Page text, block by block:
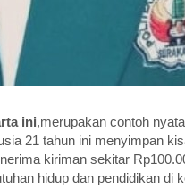
ini,merupakan contoh
21 tahun ini menyimpan
kiriman sekitar
hidup dan pendidikan di